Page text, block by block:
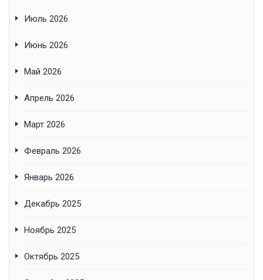
Июль 2026
Июнь 2026
Май 2026
Апрель 2026
Март 2026
Февраль 2026
Январь 2026
Декабрь 2025
Ноябрь 2025
Октябрь 2025